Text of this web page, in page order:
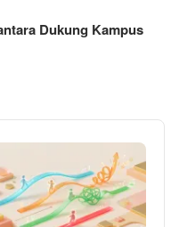
Dukung Kampus